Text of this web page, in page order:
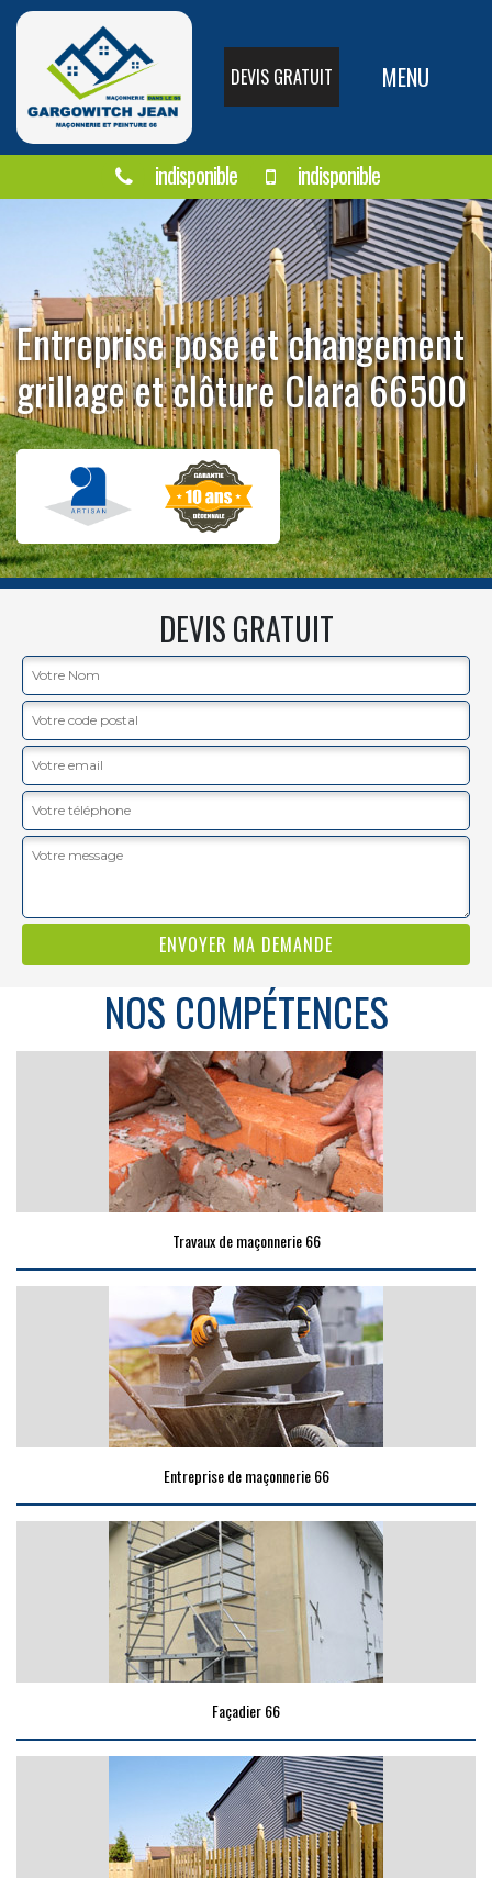
DEVIS GRATUIT MENU
indisponible indisponible
Entreprise pose et changement
grillage et clôture Clara 66500
DEVIS GRATUIT
NOS COMPÉTENCES
Travaux de maçonnerie 66
Entreprise de maçonnerie 66
Façadier 66